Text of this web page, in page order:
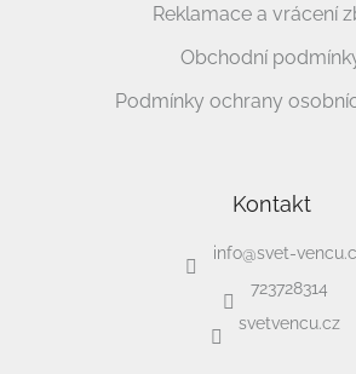
Reklamace a vrácení
Obchodní
Podmínky ochrany
Kontakt
info@svet-
723728314
svetvencu.cz